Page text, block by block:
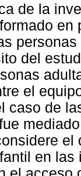
de la
en
del
el
caso de
en